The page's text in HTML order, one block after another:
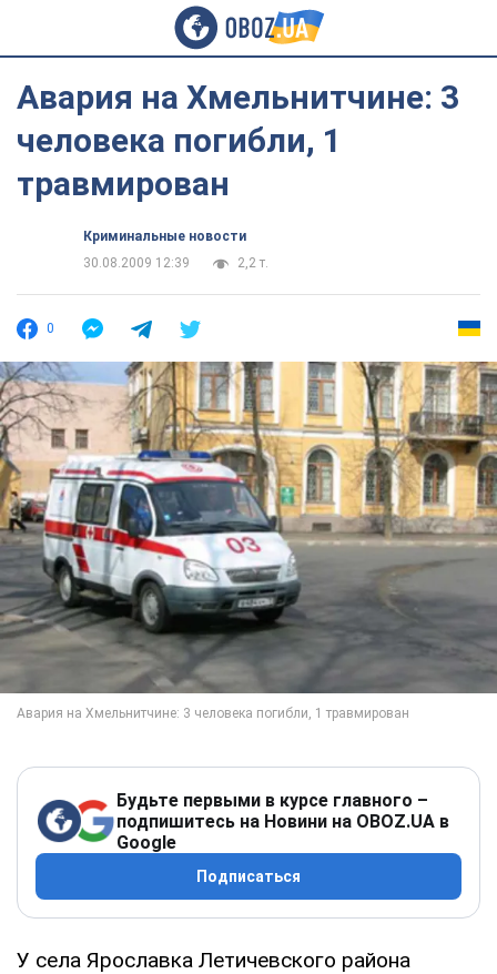
Авария на Хмельнитчине: 3
человека погибли, 1
травмирован
Криминальные новости
30.08.2009 12:39
2,2 т.
0
Будьте первыми в курсе главного –
подпишитесь на Новини на OBOZ.UA в
Google
Подписаться
У села Ярославка Летичевского района